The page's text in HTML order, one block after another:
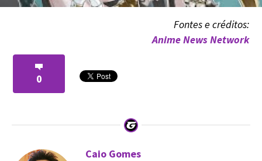
Fontes e créditos:
Anime News Network
0
Caio Gomes